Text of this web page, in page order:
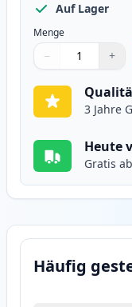
Auf Lager
Menge
Verwenden Sie
− +
1
3 Jahre
Heute
Gratis
Häufig